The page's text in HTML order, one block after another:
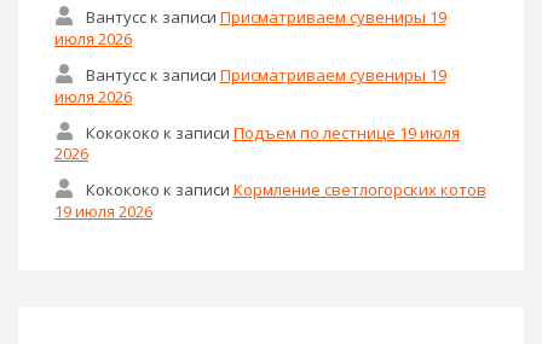
Вантусск записи Присматриваем сувениры 19
июля 2026
Вантусск записи Присматриваем сувениры 19
июля 2026
Кокококо к записи Подъем по лестнице 19 июля
2026
Кокококо к записи Кормление светлогорских котов
19 июля 2026